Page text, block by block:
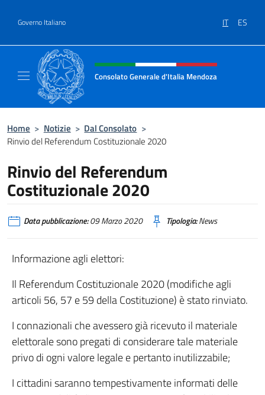
Governo Italiano IT ES
Intestazione sito, social e menù
Consolato Generale d'Italia Mendoza
Home > Notizie > Dal Consolato >
Rinvio del Referendum Costituzionale 2020
Rinvio del Referendum
Costituzionale 2020
Data pubblicazione:09 Marzo 2020 Tipologia:News
Informazione agli elettori:
Il Referendum Costituzionale 2020 (modifiche agli
articoli 56, 57 e 59 della Costituzione) è stato rinviato.
I connazionali che avessero già ricevuto il materiale
elettorale sono pregati di considerare tale materiale
privo di ogni valore legale e pertanto inutilizzabile;
I cittadini saranno tempestivamente informati delle